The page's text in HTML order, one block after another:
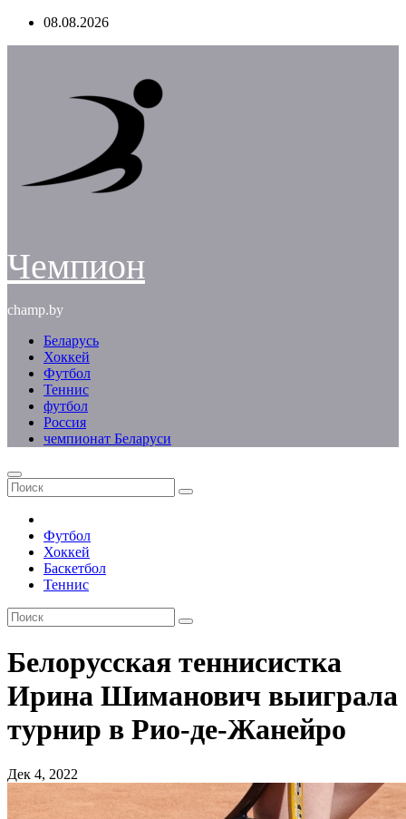
Перейти08.08.2026
Чемпион
champ.by
Беларусь
Хоккей
Футбол
Теннис
футбол
Россия
чемпионат Беларуси
Футбол
Хоккей
Баскетбол
Теннис
Белорусская теннисистка
Ирина Шиманович выиграла
турнир в Рио-де-Жанейро
Дек 4, 2022